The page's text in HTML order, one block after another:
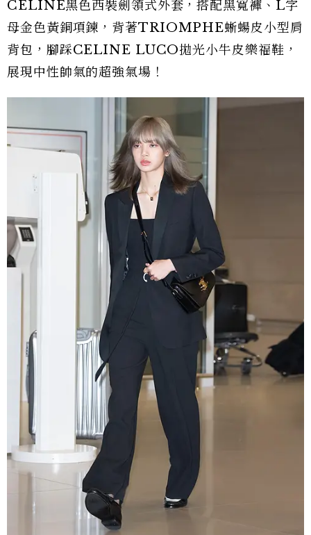
CELINE黑色西裝劍領式外套，搭配黑寬褲、L字
母金色黃銅項鍊，背著TRIOMPHE蜥蝪皮小型肩
背包，腳踩CELINE LUCO拋光小牛皮樂福鞋，
展現中性帥氣的超強氣場！